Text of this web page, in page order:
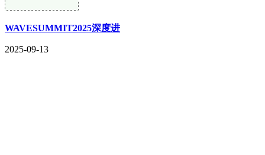
WAVESUMMIT2025深度进
2025-09-13